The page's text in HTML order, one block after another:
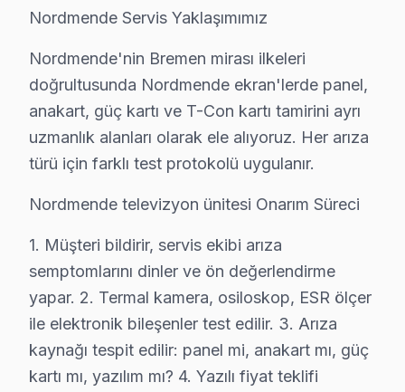
• LED backlight tamiri: ₺500 – ₺2.000
• Anakart tamiri/değişimi: ₺500 – ₺1.800
• Yazılım güncelleme ve hata giderme: ₺200 – ₺500
• T-Con kartı değişimi: ₺350 – ₺900
Beşiktaş fiyat politikamız — Beşiktaş servisimizde
• Beşiktaş servisimizde parça ve işçilik fiyatları ayrı
• Beşiktaş'de kapıda nakit veya kredi kartı ile ödeme
• Taksit seçeneği mevcuttur
Not: Beşiktaş'de nihai fiyat, arıza teşhisinden sonra
Beşiktaş Nordmende TV Tamir Garantisi –
Nordmende TV Servis Garanti Belgesi – Yazılı ve İmzalı
Nordmende Servis Yaklaşımımız
Nordmende'nin Bremen mirası ilkeleri
doğrultusunda Nordmende ekran'lerde panel,
anakart, güç kartı ve T-Con kartı tamirini ayrı
uzmanlık alanları olarak ele alıyoruz. Her arıza
türü için farklı test protokolü uygulanır.
Nordmende televizyon ünitesi Onarım Süreci
1. Müşteri bildirir, servis ekibi arıza
semptomlarını dinler ve ön değerlendirme
yapar. 2. Termal kamera, osiloskop, ESR ölçer
ile elektronik bileşenler test edilir. 3. Arıza
kaynağı tespit edilir: panel mi, anakart mı, güç
kartı mı, yazılım mı? 4. Yazılı fiyat teklifi